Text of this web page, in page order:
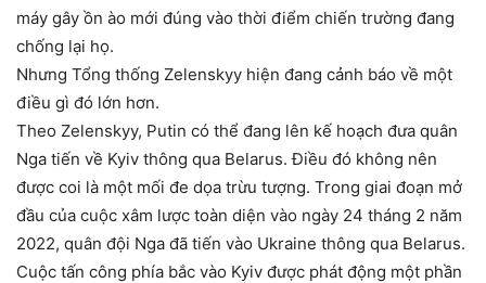
máy gây ồn ào mới đúng vào thời điểm chiến trường đang
chống lại họ.
Nhưng Tổng thống Zelenskyy hiện đang cảnh báo về một
điều gì đó lớn hơn.
Theo Zelenskyy, Putin có thể đang lên kế hoạch đưa quân
Nga tiến về Kyiv thông qua Belarus. Điều đó không nên
được coi là một mối đe dọa trừu tượng. Trong giai đoạn mở
đầu của cuộc xâm lược toàn diện vào ngày 24 tháng 2 năm
2022, quân đội Nga đã tiến vào Ukraine thông qua Belarus.
Cuộc tấn công phía bắc vào Kyiv được phát động một phần